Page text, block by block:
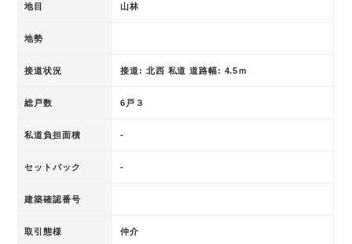
地目 山林
地勢
接道状況 接道: 北西 私道 道路幅: 4.5ｍ
総戸数 6戸３
私道負担面積 -
セットバック -
建築確認番号
取引態様 仲介